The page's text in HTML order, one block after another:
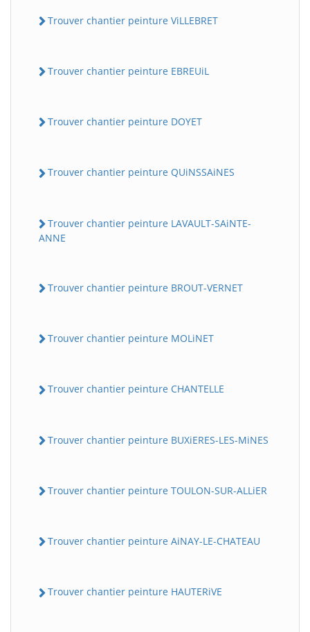
Trouver chantier peinture ViLLEBRET
Trouver chantier peinture EBREUiL
Trouver chantier peinture DOYET
Trouver chantier peinture QUiNSSAiNES
Trouver chantier peinture LAVAULT-SAiNTE-
ANNE
Trouver chantier peinture BROUT-VERNET
Trouver chantier peinture MOLiNET
Trouver chantier peinture CHANTELLE
Trouver chantier peinture BUXiERES-LES-MiNES
Trouver chantier peinture TOULON-SUR-ALLiER
Trouver chantier peinture AiNAY-LE-CHATEAU
Trouver chantier peinture HAUTERiVE